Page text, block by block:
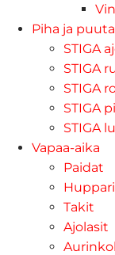
Piha ja
STIGA
STIGA
STIGA
STIGA
STIGA
Vapaa-aika
Paidat
Takit
Ajolasit